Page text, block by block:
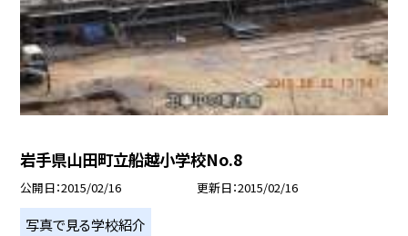
岩手県山田町立船越小学校No.8
公開日 2015/02/16 更新日 2015/02/16
写真で見る学校紹介